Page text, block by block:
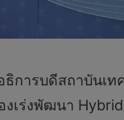
การบดีสถาบันเ
งเร่งพัฒนา